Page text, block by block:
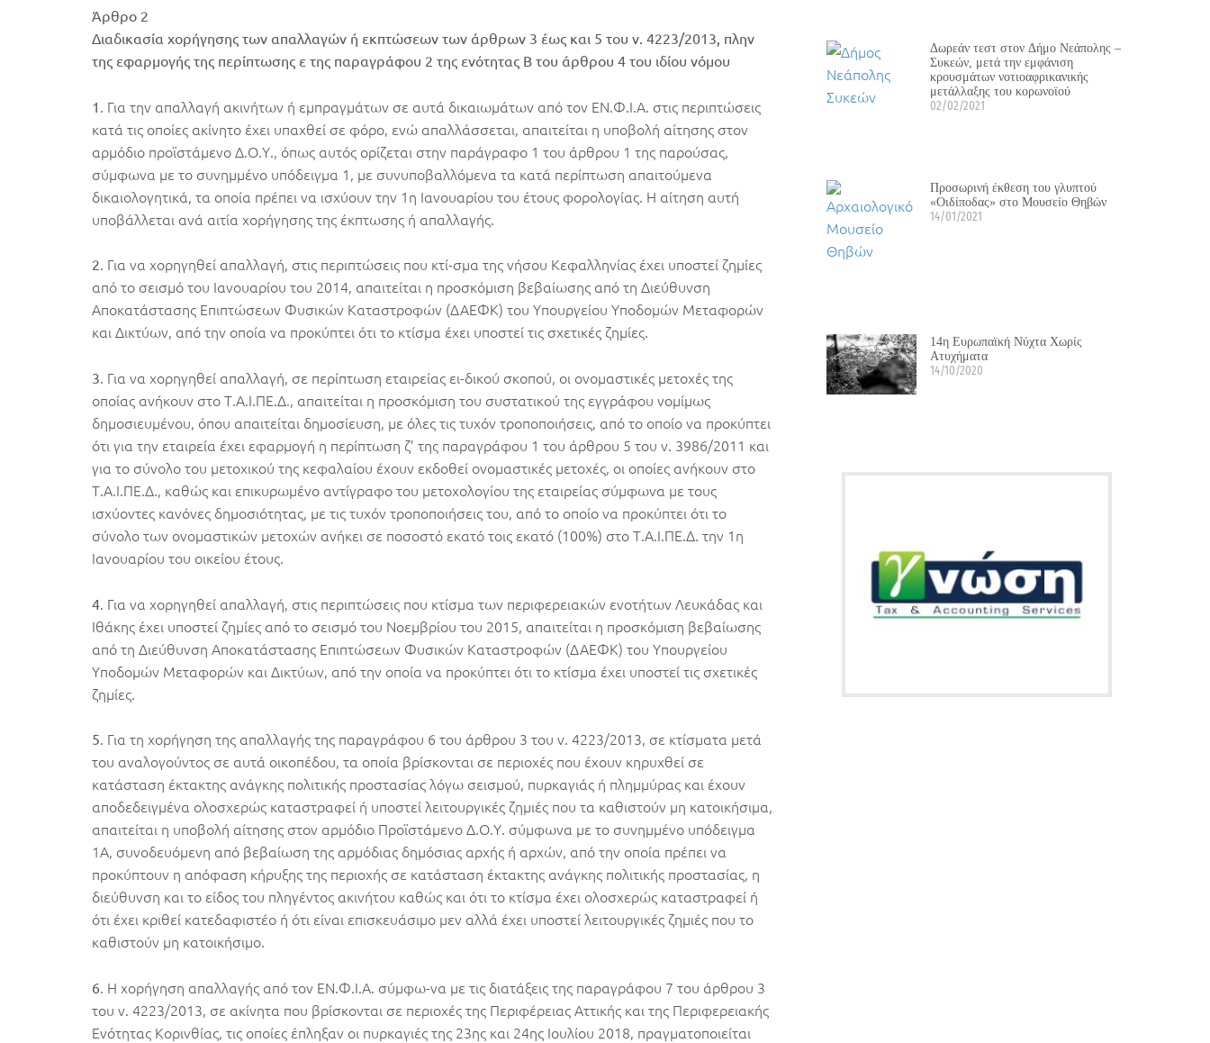
Άρθρο 2
Διαδικασία χορήγησης των απαλλαγών ή εκπτώσεων των άρθρων 3 έως και 5 του ν. 4223/2013, πλην
της εφαρμογής της περίπτωσης ε της παραγράφου 2 της ενότητας Β του άρθρου 4 του ιδίου νόμου
1 . Για την απαλλαγή ακινήτων ή εμπραγμάτων σε αυτά δικαιωμάτων από τον ΕΝ.Φ.Ι.Α. στις περιπτώσεις
κατά τις οποίες ακίνητο έχει υπαχθεί σε φόρο, ενώ απαλλάσσεται, απαιτείται η υποβολή αίτησης στον
αρμόδιο προϊστάμενο Δ.Ο.Υ., όπως αυτός ορίζεται στην παράγραφο 1 του άρθρου 1 της παρούσας,
σύμφωνα με το συνημμένο υπόδειγμα 1, με συνυποβαλλόμενα τα κατά περίπτωση απαιτούμενα
δικαιολογητικά, τα οποία πρέπει να ισχύουν την 1η Ιανουαρίου του έτους φορολογίας. Η αίτηση αυτή
υποβάλλεται ανά αιτία χορήγησης της έκπτωσης ή απαλλαγής.
2. Για να χορηγηθεί απαλλαγή, στις περιπτώσεις που κτί-σμα της νήσου Κεφαλληνίας έχει υποστεί ζημίες
από το σεισμό του Ιανουαρίου του 2014, απαιτείται η προσκόμιση βεβαίωσης από τη Διεύθυνση
Αποκατάστασης Επιπτώσεων Φυσικών Καταστροφών (ΔΑΕΦΚ) του Υπουργείου Υποδομών Μεταφορών
και Δικτύων, από την οποία να προκύπτει ότι το κτίσμα έχει υποστεί τις σχετικές ζημίες.
3. Για να χορηγηθεί απαλλαγή, σε περίπτωση εταιρείας ει-δικού σκοπού, οι ονομαστικές μετοχές της
οποίας ανήκουν στο Τ.Α.Ι.ΠΕ.Δ., απαιτείται η προσκόμιση του συστατικού της εγγράφου νομίμως
δημοσιευμένου, όπου απαιτείται δημοσίευση, με όλες τις τυχόν τροποποιήσεις, από το οποίο να προκύπτει
ότι για την εταιρεία έχει εφαρμογή η περίπτωση ζ’ της παραγράφου 1 του άρθρου 5 του ν. 3986/2011 και
για το σύνολο του μετοχικού της κεφαλαίου έχουν εκδοθεί ονομαστικές μετοχές, οι οποίες ανήκουν στο
Τ.Α.Ι.ΠΕ.Δ., καθώς και επικυρωμένο αντίγραφο του μετοχολογίου της εταιρείας σύμφωνα με τους
ισχύοντες κανόνες δημοσιότητας, με τις τυχόν τροποποιήσεις του, από το οποίο να προκύπτει ότι το
σύνολο των ονομαστικών μετοχών ανήκει σε ποσοστό εκατό τοις εκατό (100%) στο Τ.Α.Ι.ΠΕ.Δ. την 1η
Ιανουαρίου του οικείου έτους.
4. Για να χορηγηθεί απαλλαγή, στις περιπτώσεις που κτίσμα των περιφερειακών ενοτήτων Λευκάδας και
Ιθάκης έχει υποστεί ζημίες από το σεισμό του Νοεμβρίου του 2015, απαιτείται η προσκόμιση βεβαίωσης
από τη Διεύθυνση Αποκατάστασης Επιπτώσεων Φυσικών Καταστροφών (ΔΑΕΦΚ) του Υπουργείου
Υποδομών Μεταφορών και Δικτύων, από την οποία να προκύπτει ότι το κτίσμα έχει υποστεί τις σχετικές
ζημίες.
5. Για τη χορήγηση της απαλλαγής της παραγράφου 6 του άρθρου 3 του ν. 4223/2013, σε κτίσματα μετά
του αναλογούντος σε αυτά οικοπέδου, τα οποία βρίσκονται σε περιοχές που έχουν κηρυχθεί σε
κατάσταση έκτακτης ανάγκης πολιτικής προστασίας λόγω σεισμού, πυρκαγιάς ή πλημμύρας και έχουν
αποδεδειγμένα ολοσχερώς καταστραφεί ή υποστεί λειτουργικές ζημιές που τα καθιστούν μη κατοικήσιμα,
απαιτείται η υποβολή αίτησης στον αρμόδιο Προϊστάμενο Δ.Ο.Υ. σύμφωνα με το συνημμένο υπόδειγμα
1Α, συνοδευόμενη από βεβαίωση της αρμόδιας δημόσιας αρχής ή αρχών, από την οποία πρέπει να
προκύπτουν η απόφαση κήρυξης της περιοχής σε κατάσταση έκτακτης ανάγκης πολιτικής προστασίας, η
διεύθυνση και το είδος του πληγέντος ακινήτου καθώς και ότι το κτίσμα έχει ολοσχερώς καταστραφεί ή
ότι έχει κριθεί κατεδαφιστέο ή ότι είναι επισκευάσιμο μεν αλλά έχει υποστεί λειτουργικές ζημιές που το
καθιστούν μη κατοικήσιμο.
6. Η χορήγηση απαλλαγής από τον ΕΝ.Φ.Ι.Α. σύμφω-να με τις διατάξεις της παραγράφου 7 του άρθρου 3
του ν. 4223/2013, σε ακίνητα που βρίσκονται σε περιοχές της Περιφέρειας Αττικής και της Περιφερειακής
Ενότητας Κορινθίας, τις οποίες έπληξαν οι πυρκαγιές της 23ης και 24ης Ιουλίου 2018, πραγματοποιείται
Δωρεάν τεστ στον Δήμο Νεάπολης –
Συκεών, μετά την εμφάνιση
κρουσμάτων νοτιοαφρικανικής
μετάλλαξης του κορωνοϊού
02/02/2021
Προσωρινή έκθεση του γλυπτού
«Οιδίποδας» στο Μουσείο Θηβών
14/01/2021
14η Ευρωπαϊκή Νύχτα Χωρίς
Ατυχήματα
14/10/2020